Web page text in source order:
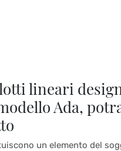
lineari
Ada,
un elemento del